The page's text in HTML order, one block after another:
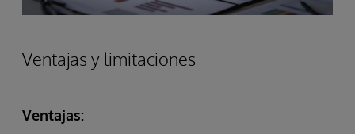
Ventajas y limitaciones
Ventajas: